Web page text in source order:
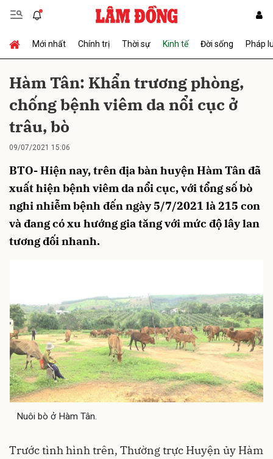
Mới nhất Chính trị Thời sự Kinh tế Đời sống Pháp
Hàm Tân: Khẩn trương phòng,
chống bệnh viêm da nổi cục ở
trâu, bò
09/07/2021 15:06
BTO- Hiện nay, trên địa bàn huyện Hàm Tân đã
xuất hiện bệnh viêm da nổi cục, với tổng số bò
nghi nhiễm bệnh đến ngày 5/7/2021 là 215 con
và đang có xu hướng gia tăng với mức độ lây lan
tương đối nhanh.
Nuôi bò ở Hàm Tân.
Trước tình hình trên, Thường trực Huyện ủy Hàm
Gửi bình luận
Hủy Gửi